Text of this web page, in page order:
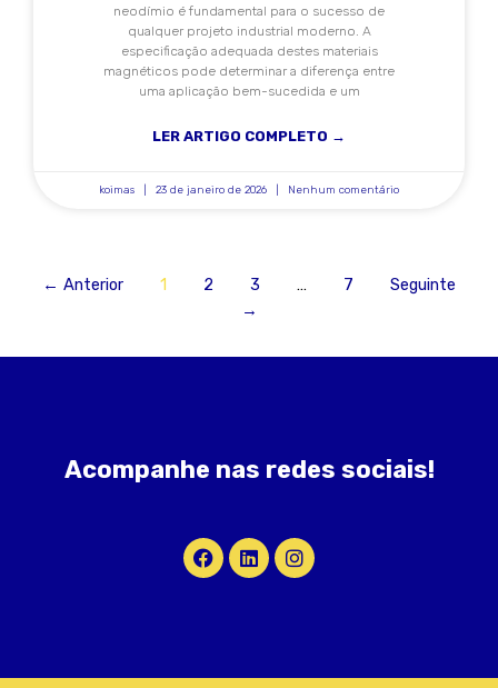
neodímio é fundamental para o sucesso de
qualquer projeto industrial moderno. A
especificação adequada destes materiais
magnéticos pode determinar a diferença entre
uma aplicação bem-sucedida e um
LER ARTIGO COMPLETO →
koimas 23 de janeiro de 2026 Nenhum comentário
← Anterior 1 2 3 … 7
Seguinte
→
Acompanhe nas redes sociais!